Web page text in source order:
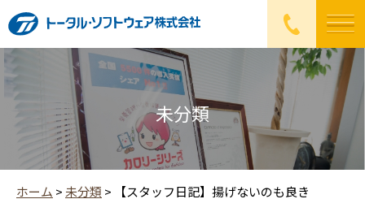
未分類
ホーム >未分類 > 【スタッフ日記】揚げないのも良き